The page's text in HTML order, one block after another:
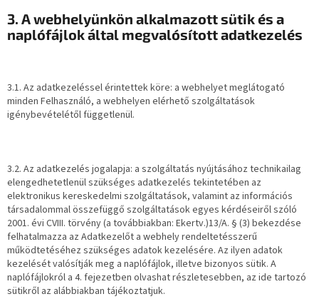
3. A webhelyünkön alkalmazott sütik és a
naplófájlok által megvalósított adatkezelés
3.1. Az adatkezeléssel érintettek köre: a webhelyet meglátogató
minden Felhasználó, a webhelyen elérhető szolgáltatások
igénybevételétől függetlenül.
3.2. Az adatkezelés jogalapja: a szolgáltatás nyújtásához technikailag
elengedhetetlenül szükséges adatkezelés tekintetében az
elektronikus kereskedelmi szolgáltatások, valamint az információs
társadalommal összefüggő szolgáltatások egyes kérdéseiről szóló
2001. évi CVIII. törvény (a továbbiakban: Ekertv.)13/A. § (3) bekezdése
felhatalmazza az Adatkezelőt a webhely rendeltetésszerű
működtetéséhez szükséges adatok kezelésére. Az ilyen adatok
kezelését valósítják meg a naplófájlok, illetve bizonyos sütik. A
naplófájlokról a 4. fejezetben olvashat részletesebben, az ide tartozó
sütikről az alábbiakban tájékoztatjuk.